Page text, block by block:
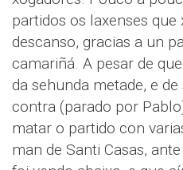
partidos os laxenses
descanso, gracias a un
camariñá. A pesar de
da sehunda metade, e
contra (parado por
matar o partido con
man de Santi Casas,